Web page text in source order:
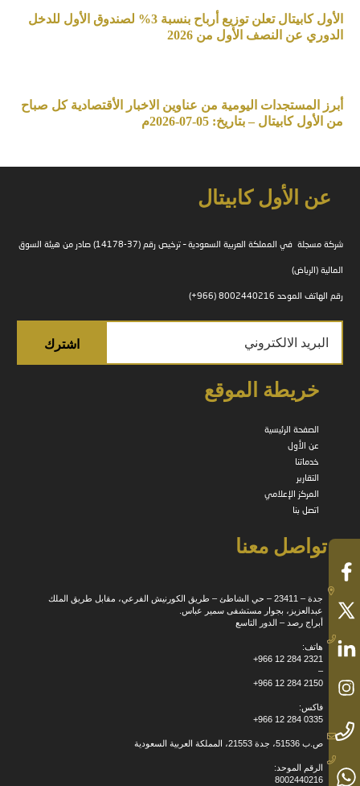
الأول كابيتال تعلن توزيع أرباح بنسبة 3% لصندوق الأول للدخل
الدوري عن النصف الأول من 2026
أبرز المستجدات اليومية من عناوين الاخبار الأقتصادية كل صباح
من الأول كابيتال – بتاريخ: 05-07-2026م
عن الأول كابيتال
شركة مسجلة في المملكة العربية السعودية – ترخيص رقم (37-14178) صادر من هيئة السوق
المالية (الرياض)
رقم الهاتف الموحد 8002440216 (966+)
خريطة الموقع
الصفحة الرئيسية
عن الأول
خدماتنا
التقارير
المركز الإعلامي
اتصل بنا
تواصل معنا
جدة – 23411 – حي الشاطئ – طريق الكورنيش الفرعي، مقابل طريق الملك
عبدالعزيز، بجوار مستشفى سمير عباس.
أبراج رصد – الدور التاسع
هاتف:
+966 12 284 2321
–
+966 12 284 2150
فاكس:
+966 12 284 0335
ص.ب 51536، جدة 21553، المملكة العربية السعودية
الرقم الموحد:
8002440216